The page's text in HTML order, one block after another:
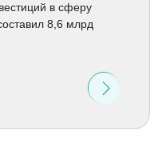
в сферу
8,6 млрд